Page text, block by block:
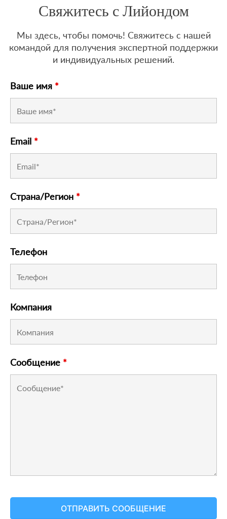
Свяжитесь с Лийондом
Мы здесь, чтобы помочь! Свяжитесь с нашей
командой для получения экспертной поддержки
и индивидуальных решений.
Ваше имя *
Email *
Страна/Регион *
Телефон
Компания
Сообщение *